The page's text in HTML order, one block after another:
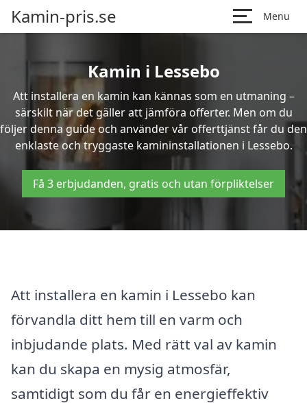
Kamin-pris.se Menu
Kamin i Lessebo
Att installera en kamin kan kännas som en utmaning –
särskilt när det gäller att jämföra offerter. Men om du
följer denna guide och använder vår offerttjänst får du den
enklaste och tryggaste kamininstallationen i Lessebo.
Få 3 erbjudanden, gratis och utan förpliktelser
Att installera en kamin i Lessebo kan
förvandla ditt hem till en varm och
inbjudande plats. Med rätt val av kamin
kan du skapa en mysig atmosfär,
samtidigt som du får en energieffektiv